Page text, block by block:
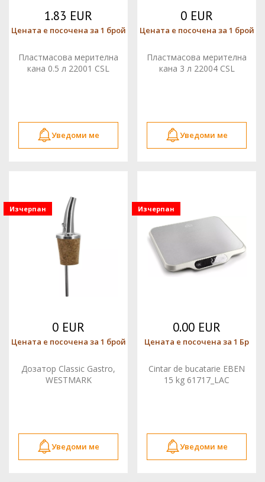
1.83 EUR
Цената е посочена за 1 брой
Пластмасова мерителна
кана 0.5 л 22001 CSL
Уведоми ме
0 EUR
Цената е посочена за 1 брой
Пластмасова мерителна
кана 3 л 22004 CSL
Уведоми ме
Изчерпан
0 EUR
Цената е посочена за 1 брой
Дозатор Classic Gastro,
WESTMARK
Уведоми ме
Изчерпан
0.00 EUR
Цената е посочена за 1 Бр
Cintar de bucatarie EBEN
15 kg 61717_LAC
Уведоми ме